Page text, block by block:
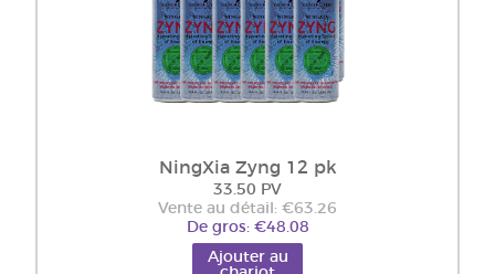
NingXia Zyng 12 pk
33.50 PV
Vente au détail: €63.26
De gros: €48.08
Ajouter au